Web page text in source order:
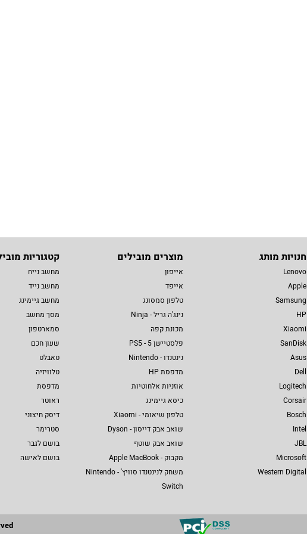
חנויות מותג
Lenovo
Apple
Samsung
HP
Xiaomi
SanDisk
Asus
Dell
Logitech
Corsair
Bosch
Intel
JBL
Microsoft
Western Digital
מוצרים מובילים
אייפון
אייפד
טלפון סמסונג
נינג'ה גריל - Ninja
מכונת קפה
פלסטיישן 5 - PS5
נינטנדו - Nintendo
מדפסת HP
אוזניות אלחוטיות
כיסא גיימינג
טלפון שיאומי - Xiaomi
שואב אבק דייסון - Dyson
שואב אבק שוטף
מקבוק - Apple MacBook
משחק לנינטנדו סוויץ' - Nintendo
Switch
קטגוריות
מחשב נייח
מחשב נייד
מחשב גיימינג
מסך מחשב
סמארטפון
שעון חכם
טאבלט
טלוויזיה
מדפסת
ראוטר
דיסק חיצוני
סטרימר
בושם לגבר
בושם לאישה